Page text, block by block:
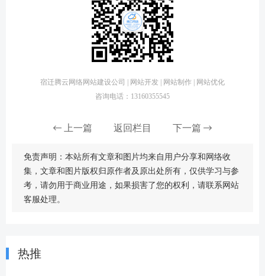
宿迁腾云网络网站建设公司 | 网站开发 | 网站制作 | 网站优化
咨询电话：13160355545
上一篇 返回栏目 下一篇
免责声明：本站所有文章和图片均来自用户分享和网络收
集，文章和图片版权归原作者及原出处所有，仅供学习与参
考，请勿用于商业用途，如果损害了您的权利，请联系网站
客服处理。
热推